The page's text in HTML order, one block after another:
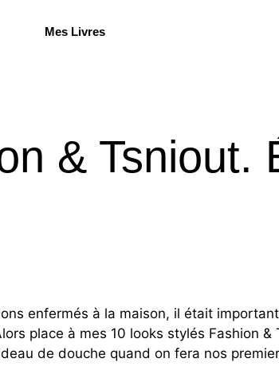
Mes Livres
& Tsniout.
enfermés à la maison, il était
place à mes 10 looks stylés Fashion
de douche quand on fera nos